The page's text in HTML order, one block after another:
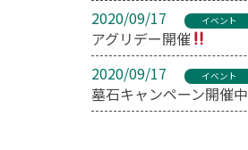
2020/09/17
イベント
アグリデー開催
2020/09/17
イベント
墓石キャンペーン開催中